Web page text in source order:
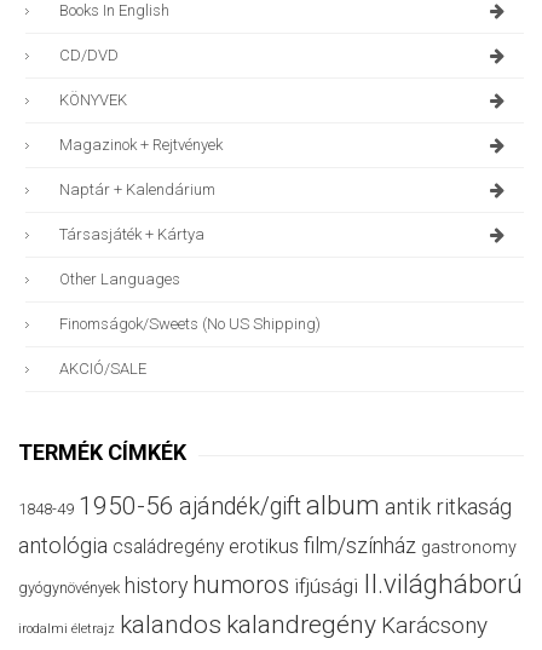
Books In English
CD/DVD
KÖNYVEK
Magazinok + Rejtvények
Naptár + Kalendárium
Társasjáték + Kártya
Other Languages
Finomságok/sweets (no US Shipping)
AKCIÓ/SALE
TERMÉK CÍMKÉK
1848-49 1950-56 ajándék/giftalbum antik ritkaság
antológia családregény erotikus film/színház gastronomy
gyógynövények history humoros ifjúsági II.világháború
irodalmi életrajz kalandos kalandregény Karácsony